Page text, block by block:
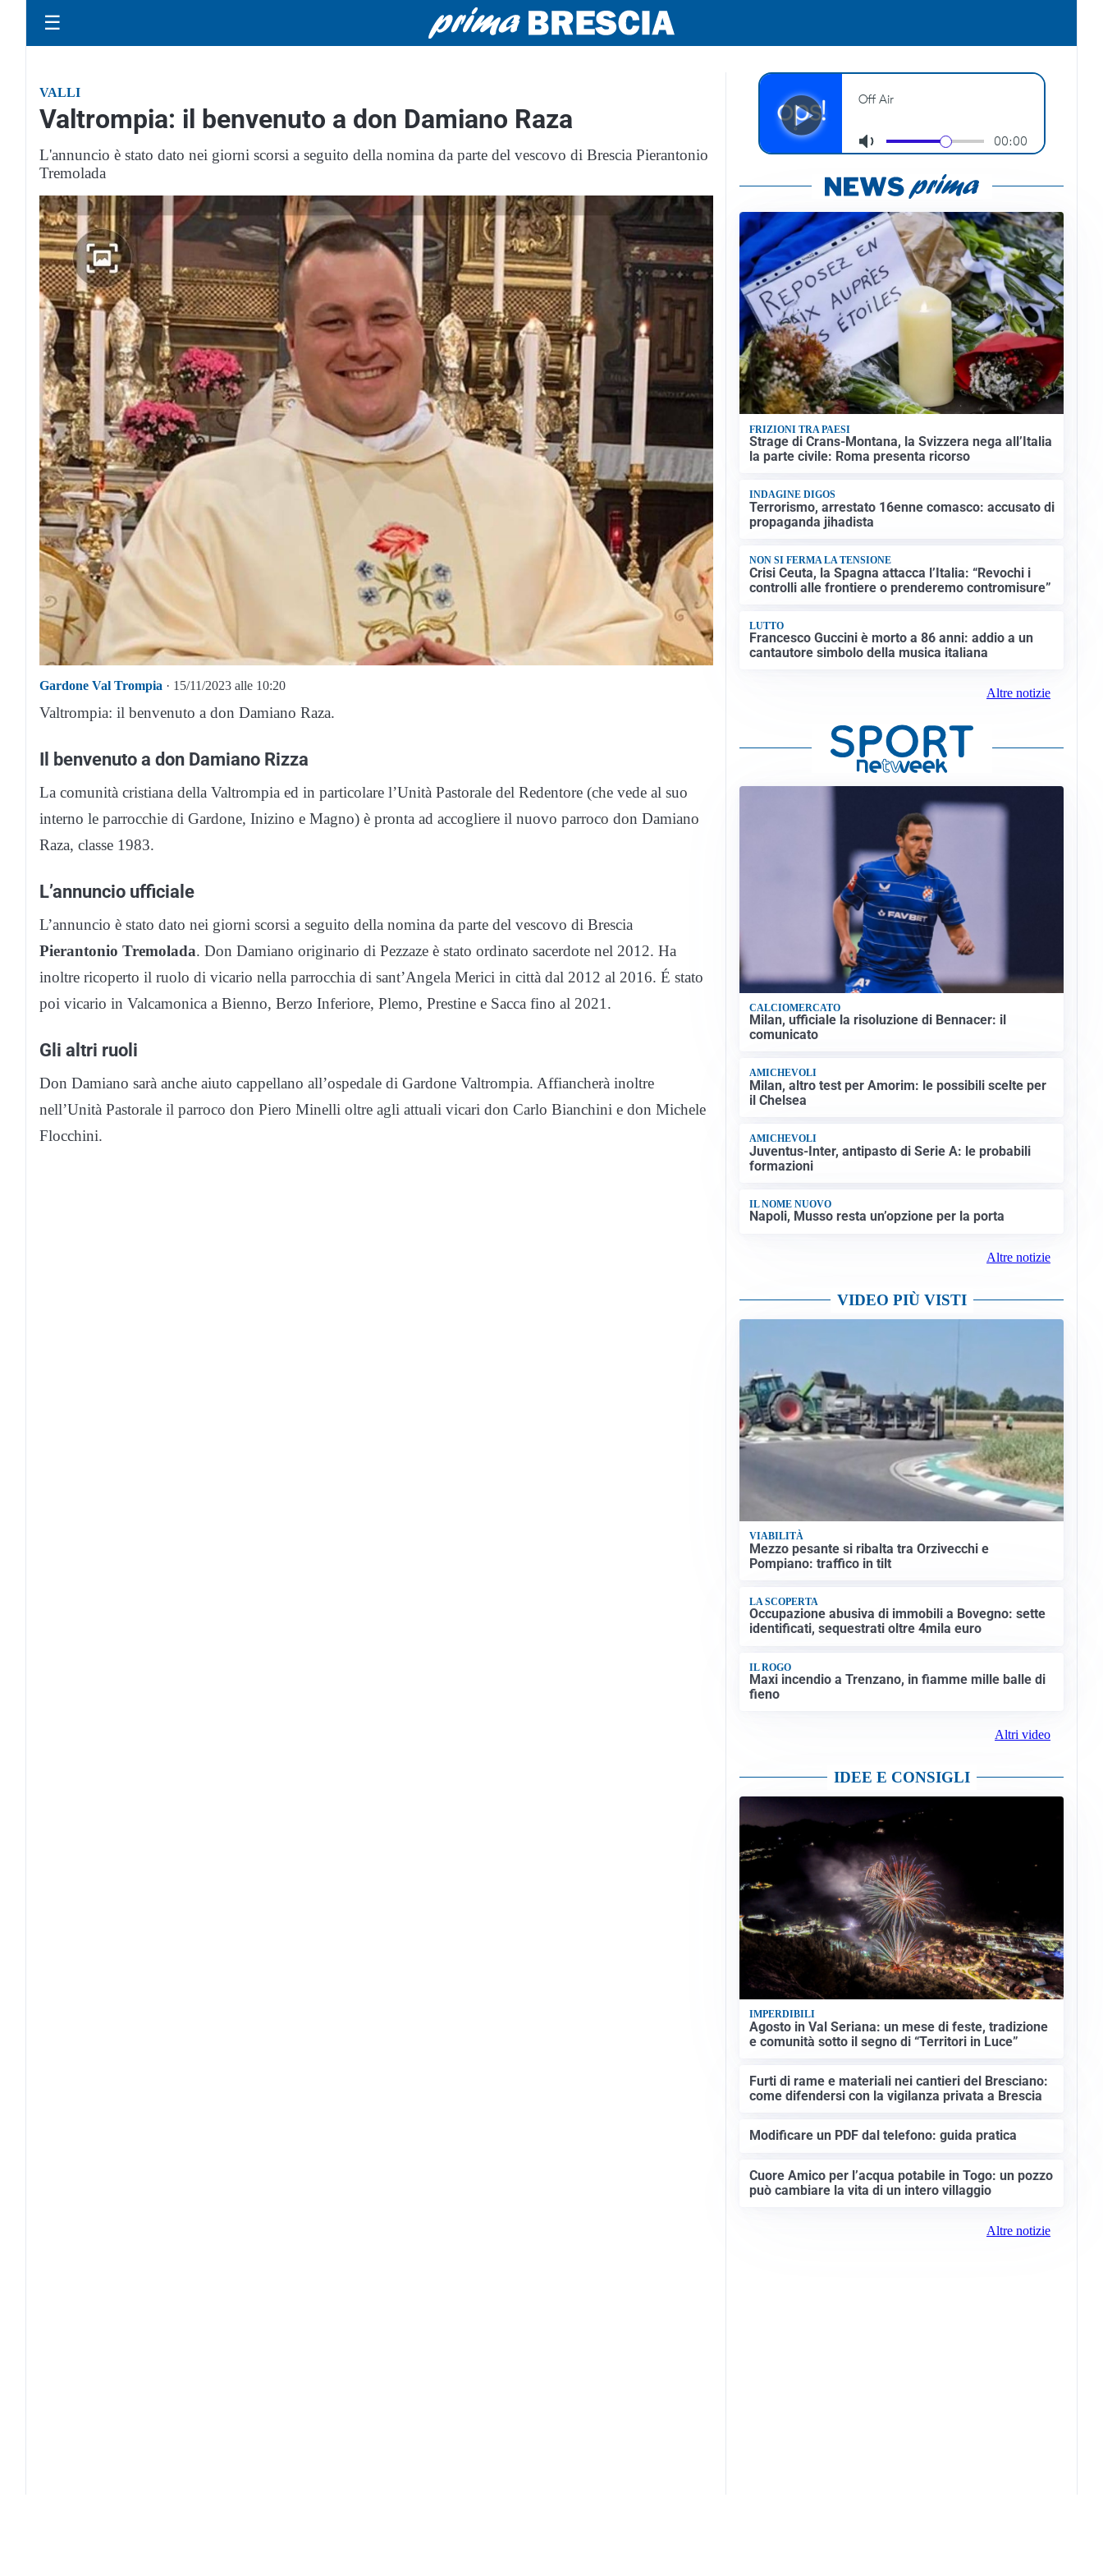
☰
VALLI
Valtrompia: il benvenuto a don Damiano Raza
L'annuncio è stato dato nei giorni scorsi a seguito della nomina da parte del vescovo di Brescia Pierantonio
Tremolada
Gardone Val Trompia · 15/11/2023 alle 10:20
Valtrompia: il benvenuto a don Damiano Raza.
Il benvenuto a don Damiano Rizza
La comunità cristiana della Valtrompia ed in particolare l’Unità Pastorale del Redentore (che vede al suo
interno le parrocchie di Gardone, Inizino e Magno) è pronta ad accogliere il nuovo parroco don Damiano
Raza, classe 1983.
L’annuncio ufficiale
L’annuncio è stato dato nei giorni scorsi a seguito della nomina da parte del vescovo di Brescia
Pierantonio Tremolada. Don Damiano originario di Pezzaze è stato ordinato sacerdote nel 2012. Ha
inoltre ricoperto il ruolo di vicario nella parrocchia di sant’Angela Merici in città dal 2012 al 2016. É stato
poi vicario in Valcamonica a Bienno, Berzo Inferiore, Plemo, Prestine e Sacca fino al 2021.
Gli altri ruoli
Don Damiano sarà anche aiuto cappellano all’ospedale di Gardone Valtrompia. Affiancherà inoltre
nell’Unità Pastorale il parroco don Piero Minelli oltre agli attuali vicari don Carlo Bianchini e don Michele
Flocchini.
FRIZIONI TRA PAESI
Strage di Crans-Montana, la Svizzera nega all’Italia
la parte civile: Roma presenta ricorso
INDAGINE DIGOS
Terrorismo, arrestato 16enne comasco: accusato di
propaganda jihadista
NON SI FERMA LA TENSIONE
Crisi Ceuta, la Spagna attacca l’Italia: “Revochi i
controlli alle frontiere o prenderemo contromisure”
LUTTO
Francesco Guccini è morto a 86 anni: addio a un
cantautore simbolo della musica italiana
Altre notizie
CALCIOMERCATO
Milan, ufficiale la risoluzione di Bennacer: il
comunicato
AMICHEVOLI
Milan, altro test per Amorim: le possibili scelte per
il Chelsea
AMICHEVOLI
Juventus-Inter, antipasto di Serie A: le probabili
formazioni
IL NOME NUOVO
Napoli, Musso resta un’opzione per la porta
Altre notizie
VIDEO PIÙ VISTI
VIABILITÀ
Mezzo pesante si ribalta tra Orzivecchi e
Pompiano: traffico in tilt
LA SCOPERTA
Occupazione abusiva di immobili a Bovegno: sette
identificati, sequestrati oltre 4mila euro
IL ROGO
Maxi incendio a Trenzano, in fiamme mille balle di
fieno
Altri video
IDEE E CONSIGLI
IMPERDIBILI
Agosto in Val Seriana: un mese di feste, tradizione
e comunità sotto il segno di “Territori in Luce”
Furti di rame e materiali nei cantieri del Bresciano:
come difendersi con la vigilanza privata a Brescia
Modificare un PDF dal telefono: guida pratica
Cuore Amico per l’acqua potabile in Togo: un pozzo
può cambiare la vita di un intero villaggio
Altre notizie